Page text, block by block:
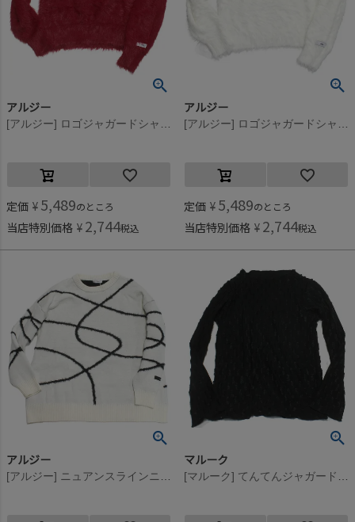
アルジー
[アルジー] ロゴジャガードシャギーニット レッド(RR)
定価 ¥ 5,489のところ
当店特別価格 ¥ 2,744税込
アルジー
[アルジー] ロゴジャガードシャギーニット オフホワイト(OW)
定価 ¥ 5,489のところ
当店特別価格 ¥ 2,744税込
アルジー
[アルジー] ニュアンスラインニット オフホワイト(OW)
マルーク
[マルーク] てんてんジャガードニットボトルネックTシャツ クロ(4)